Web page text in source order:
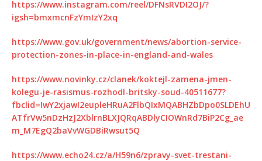
https://www.instagram.com/reel/DFNsRVDI2OJ/?
igsh=bmxmcnFzYmIzY2xq
https://www.gov.uk/government/news/abortion-service-
protection-zones-in-place-in-england-and-wales
https://www.novinky.cz/clanek/koktejl-zamena-jmen-
kolegu-je-rasismus-rozhodl-britsky-soud-40511677?
fbclid=IwY2xjawI2eupleHRuA2FlbQIxMQABHZbDpo0SLDEhU
ATfrVw5nDzHzJ2XblrnBLXJQRqABDlyCIOWnRd7BiP2Cg_ae
m_M7EgQ2baVvWGDBiRwsut5Q
https://www.echo24.cz/a/H59n6/zpravy-svet-trestani-